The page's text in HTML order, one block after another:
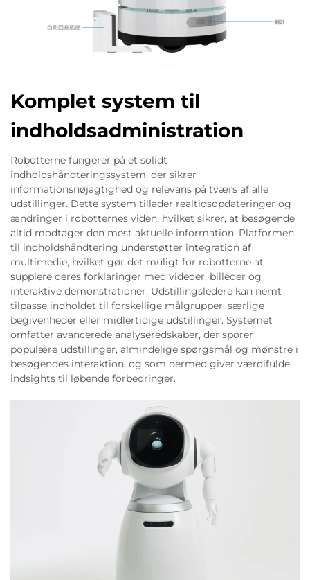
Komplet system til
indholdsadministration
Robotterne fungerer på et solidt
indholdshåndteringssystem, der sikrer
informationsnøjagtighed og relevans på tværs af alle
udstillinger. Dette system tillader realtidsopdateringer og
ændringer i robotternes viden, hvilket sikrer, at besøgende
altid modtager den mest aktuelle information. Platformen
til indholdshåndtering understøtter integration af
multimedie, hvilket gør det muligt for robotterne at
supplere deres forklaringer med videoer, billeder og
interaktive demonstrationer. Udstillingsledere kan nemt
tilpasse indholdet til forskellige målgrupper, særlige
begivenheder eller midlertidige udstillinger. Systemet
omfatter avancerede analyseredskaber, der sporer
populære udstillinger, almindelige spørgsmål og mønstre i
besøgendes interaktion, og som dermed giver værdifulde
indsights til løbende forbedringer.